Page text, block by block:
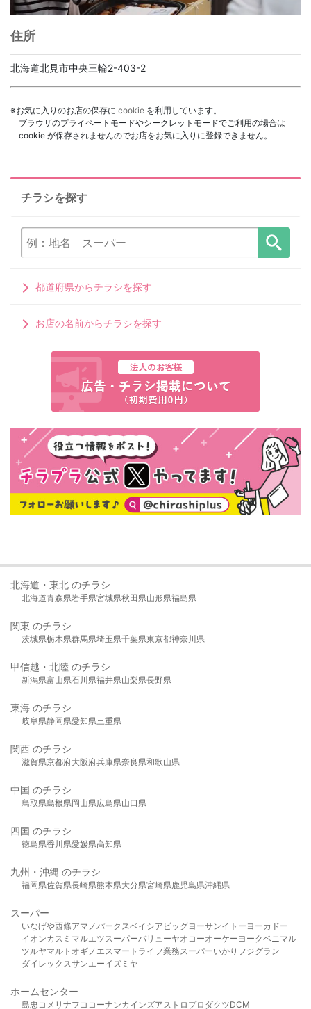
住所
北海道北見市中央三輪2-403-2
※お気に入りのお店の保存に cookie を利用しています。
ブラウザのプライベートモードやシークレットモードでご利用の場合は
cookie が保存されませんのでお店をお気に入りに登録できません。
チラシを探す
都道府県からチラシを探す
お店の名前からチラシを探す
北海道・東北 のチラシ
北海道青森県岩手県宮城県秋田県山形県福島県
関東 のチラシ
茨城県栃木県群馬県埼玉県千葉県東京都神奈川県
甲信越・北陸 のチラシ
新潟県富山県石川県福井県山梨県長野県
東海 のチラシ
岐阜県静岡県愛知県三重県
関西 のチラシ
滋賀県京都府大阪府兵庫県奈良県和歌山県
中国 のチラシ
鳥取県島根県岡山県広島県山口県
四国 のチラシ
徳島県香川県愛媛県高知県
九州・沖縄 のチラシ
福岡県佐賀県長崎県熊本県大分県宮崎県鹿児島県沖縄県
スーパー
いなげや西條アマノパークスベイシア ビッグヨーサンイトーヨーカドー
イオンカスミ マルエツスーパーバリューヤオコーオーケー ヨークベニマル
ツルヤマルト オギノ エスマート ライフ業務スーパーいかり フジグラン
ダイレックスサンエーイズミヤ
ホームセンター
島忠 コメリ ナフコ コーナンカインズアストロプロダクツDCM